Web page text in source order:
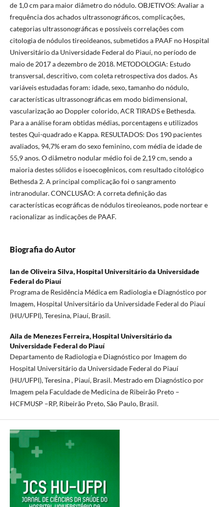
de 1,0 cm para maior diâmetro do nódulo. OBJETIVOS: Avaliar a
frequência dos achados ultrassonográficos, complicações,
categorias ultrassonográficas e possíveis correlações com
citologia de nódulos tireoideanos, submetidos a PAAF no Hospital
Universitário da Universidade Federal do Piauí, no período de
maio de 2017 a dezembro de 2018. METODOLOGIA: Estudo
transversal, descritivo, com coleta retrospectiva dos dados. As
variáveis estudadas foram: idade, sexo, tamanho do nódulo,
características ultrassonográficas em modo bidimensional,
vascularização ao Doppler colorido, ACR TIRADS e Bethesda.
Para a análise foram obtidas médias, porcentagens e utilizados
testes Qui-quadrado e Kappa. RESULTADOS: Dos 190 pacientes
avaliados, 94,7% eram do sexo feminino, com média de idade de
55,9 anos. O diâmetro nodular médio foi de 2,19 cm, sendo a
maioria destes sólidos e isoecogênicos, com resultado citológico
Bethesda 2. A principal complicação foi o sangramento
intranodular. CONCLUSÃO: A correta definição das
características ecográficas de nódulos tireoieanos, pode nortear e
racionalizar as indicações de PAAF.
Biografia do Autor
Ian de Oliveira Silva,Hospital Universitário da Universidade
Federal do Piauí
Programa de Residência Médica em Radiologia e Diagnóstico por
Imagem, Hospital Universitário da Universidade Federal do Piauí
(HU/UFPI), Teresina, Piauí, Brasil.
Aila de Menezes Ferreira,Hospital Universitário da
Universidade Federal do Piauí
Departamento de Radiologia e Diagnóstico por Imagem do
Hospital Universitário da Universidade Federal do Piauí
(HU/UFPI), Teresina , Piauí, Brasil. Mestrado em Diagnóstico por
Imagem pela Faculdade de Medicina de Ribeirão Preto –
HCFMUSP –RP, Ribeirão Preto, São Paulo, Brasil.